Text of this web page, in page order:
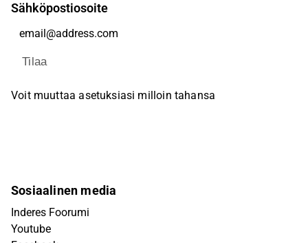
Sähköpostiosoite
Tilaa
Voit muuttaa asetuksiasi milloin tahansa
Sosiaalinen media
Inderes Foorumi
Youtube